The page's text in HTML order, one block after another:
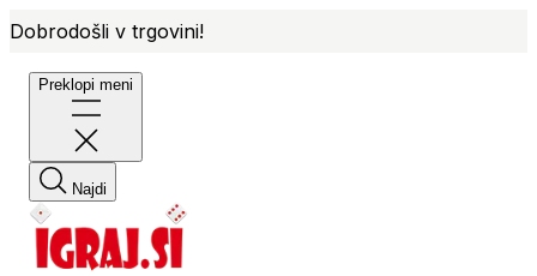
Dobrodošli v trgovini!
Preklopi meni
Najdi